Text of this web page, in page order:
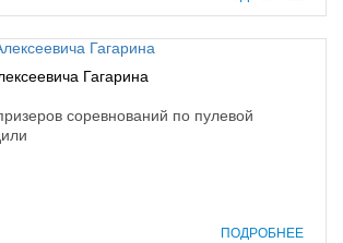
Гагарина
соревнований по пулевой
ПОДРОБНЕЕ